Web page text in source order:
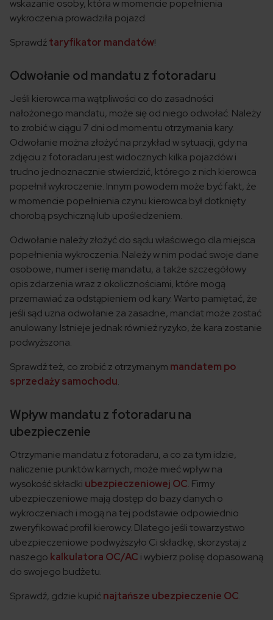
wskazanie osoby, która w momencie popełnienia
wykroczenia prowadziła pojazd.
Sprawdźtaryfikator mandatów!
Odwołanie od mandatu z fotoradaru
Jeśli kierowca ma wątpliwości co do zasadności
nałożonego mandatu, może się od niego odwołać. Należy
to zrobić w ciągu 7 dni od momentu otrzymania kary.
Odwołanie można złożyć na przykład w sytuacji, gdy na
zdjęciu z fotoradaru jest widocznych kilka pojazdów i
trudno jednoznacznie stwierdzić, którego z nich kierowca
popełnił wykroczenie. Innym powodem może być fakt, że
w momencie popełnienia czynu kierowca był dotknięty
chorobą psychiczną lub upośledzeniem.
Odwołanie należy złożyć do sądu właściwego dla miejsca
popełnienia wykroczenia. Należy w nim podać swoje dane
osobowe, numer i serię mandatu, a także szczegółowy
opis zdarzenia wraz z okolicznościami, które mogą
przemawiać za odstąpieniem od kary. Warto pamiętać, że
jeśli sąd uzna odwołanie za zasadne, mandat może zostać
anulowany. Istnieje jednak również ryzyko, że kara zostanie
podwyższona.
Sprawdź też, co zrobić z otrzymanym mandatem po
sprzedaży samochodu.
Wpływ mandatu z fotoradaru na
ubezpieczenie
Otrzymanie mandatu z fotoradaru, a co za tym idzie,
naliczenie punktów karnych, może mieć wpływ na
wysokość składki ubezpieczeniowej OC. Firmy
ubezpieczeniowe mają dostęp do bazy danych o
wykroczeniach i mogą na tej podstawie odpowiednio
zweryfikować profil kierowcy. Dlatego jeśli towarzystwo
ubezpieczeniowe podwyższyło Ci składkę, skorzystaj z
naszego kalkulatora OC/AC i wybierz polisę dopasowaną
do swojego budżetu.
Sprawdź, gdzie kupićnajtańsze ubezpieczenie OC.